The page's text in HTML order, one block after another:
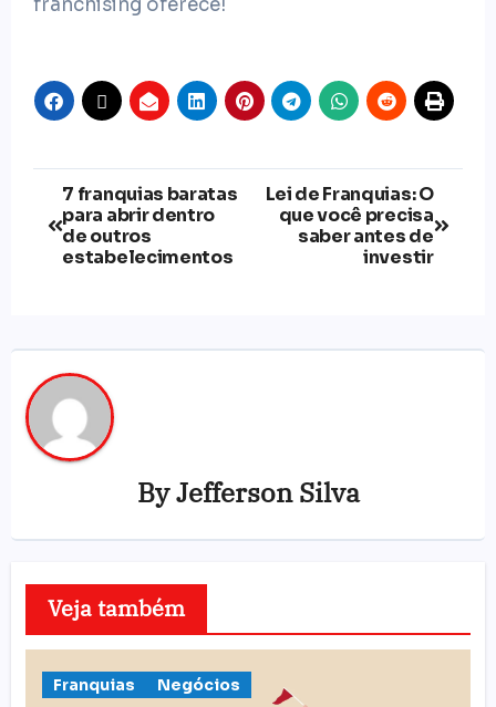
franchising oferece!
7 franquias baratas
para abrir dentro
de outros
estabelecimentos
Lei de Franquias: O
que você precisa
saber antes de
investir
ByJefferson Silva
Veja também
Franquias Negócios